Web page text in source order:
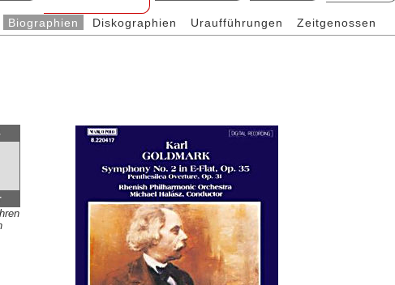
Biographien Diskographien Uraufführungen Zeitgenossen